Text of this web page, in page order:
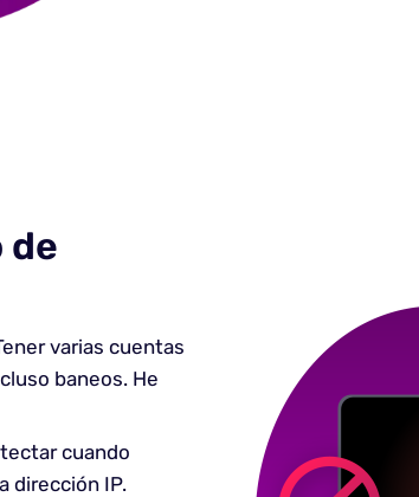
de
varias cuentas
baneos. He
cuando
dirección IP.